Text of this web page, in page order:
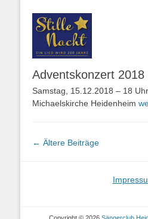
Adventskonzert 2018
Samstag, 15.12.2018 – 18 Uhr
Michaelskirche Heidenheim
Beitragsnavigation
← Ältere Beiträge